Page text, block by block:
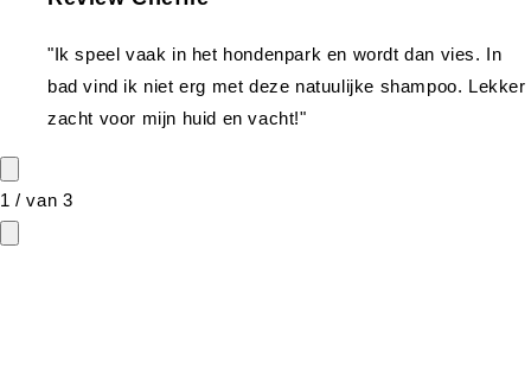
"Ik speel vaak in het hondenpark en wordt dan vies. In
bad vind ik niet erg met deze natuulijke shampoo. Lekker
zacht voor mijn huid en vacht!"
1 /van 3